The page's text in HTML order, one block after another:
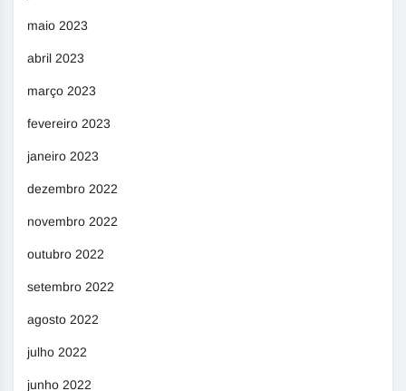
maio 2023
abril 2023
março 2023
fevereiro 2023
janeiro 2023
dezembro 2022
novembro 2022
outubro 2022
setembro 2022
agosto 2022
julho 2022
junho 2022